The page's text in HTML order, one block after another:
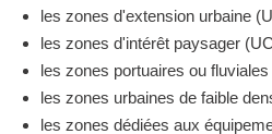
les zones d'extension urbaine
les zones d'intérêt paysager
les zones portuaires ou
les zones urbaines de faible
les zones dédiées aux